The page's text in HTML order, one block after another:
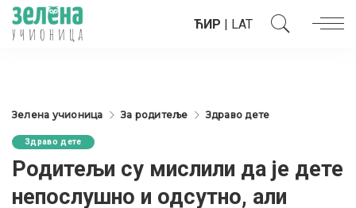
ЋИР | LAT
Зелена учионица За родитеље Здраво дете
Здраво дете
Родитељи су мислили да је дете
непослушно и одсутно, али